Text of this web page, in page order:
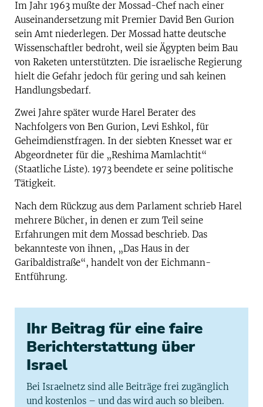
Im Jahr 1963 mußte der Mossad-Chef nach einer
Auseinandersetzung mit Premier David Ben Gurion
sein Amt niederlegen. Der Mossad hatte deutsche
Wissenschaftler bedroht, weil sie Ägypten beim Bau
von Raketen unterstützten. Die israelische Regierung
hielt die Gefahr jedoch für gering und sah keinen
Handlungsbedarf.
Zwei Jahre später wurde Harel Berater des
Nachfolgers von Ben Gurion, Levi Eshkol, für
Geheimdienstfragen. In der siebten Knesset war er
Abgeordneter für die „Reshima Mamlachtit“
(Staatliche Liste). 1973 beendete er seine politische
Tätigkeit.
Nach dem Rückzug aus dem Parlament schrieb Harel
mehrere Bücher, in denen er zum Teil seine
Erfahrungen mit dem Mossad beschrieb. Das
bekannteste von ihnen, „Das Haus in der
Garibaldistraße“, handelt von der Eichmann-
Entführung.
Ihr Beitrag für eine faire
Berichterstattung über
Israel
Bei Israelnetz sind alle Beiträge frei zugänglich
und kostenlos – und das wird auch so bleiben.